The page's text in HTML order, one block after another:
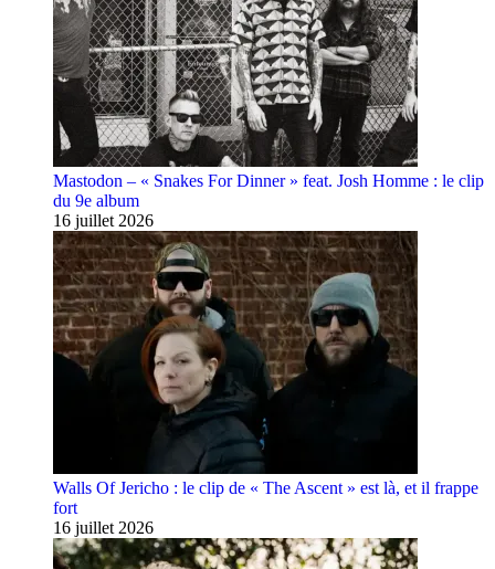
Mastodon – « Snakes For Dinner » feat. Josh Homme : le clip
du 9e album
16 juillet 2026
Walls Of Jericho : le clip de « The Ascent » est là, et il frappe
fort
16 juillet 2026